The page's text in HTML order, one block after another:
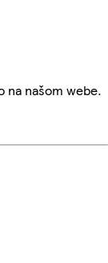
na našom webe.